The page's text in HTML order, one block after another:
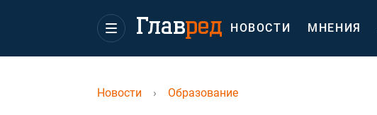
НОВОСТИ МНЕНИЯ
Новости › Образование